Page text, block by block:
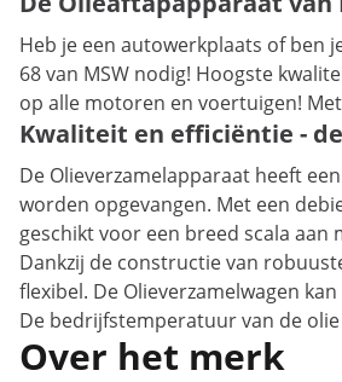
Heb je een autowerkplaats of ben
68 van MSW nodig! Hoogste
op alle motoren en voertuigen!
Kwaliteit en efficiëntie -
De Olieverzamelapparaat heeft
worden opgevangen. Met een
geschikt voor een breed scala
Dankzij de constructie van
flexibel. De Olieverzamelwagen
De bedrijfstemperatuur van de
Over het merk